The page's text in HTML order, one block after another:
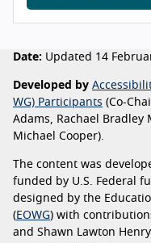
Date: Updated 14
Developed by
WG) Participants (Co-
Adams, Rachael Bradley
Michael Cooper).
The content was
funded by U.S. Federal
designed by the
( EOWG) with
and Shawn Lawton